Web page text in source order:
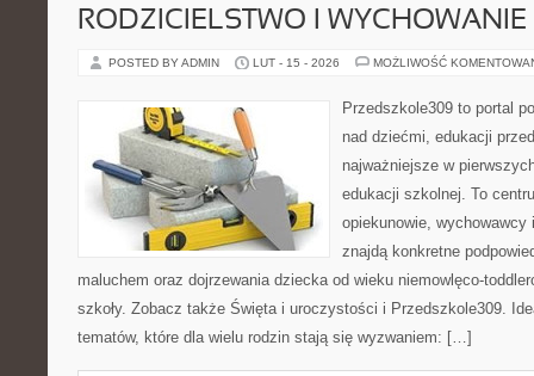
RODZICIELSTWO I WYCHOWANIE
POSTED BY ADMIN LUT - 15 - 2026 MOŻLIWOŚĆ
Przedszkole309 to portal
nad dziećmi, edukacji
najważniejsze w
edukacji szkolnej. To
opiekunowie,
znajdą konkretne
maluchem oraz dojrzewania dziecka od wieku niemowlęco-
szkoły. Zobacz także Święta i uroczystości i Przedszkole309.
tematów, które dla wielu rodzin stają się wyzwaniem: […]